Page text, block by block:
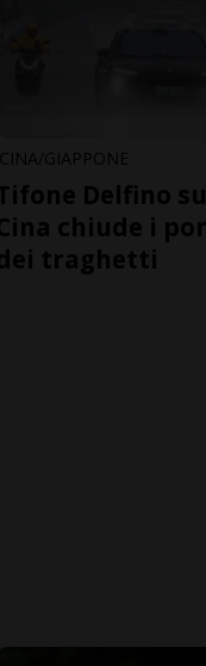
CINA/GIAPPONE
Delfino
chiude i
traghetti